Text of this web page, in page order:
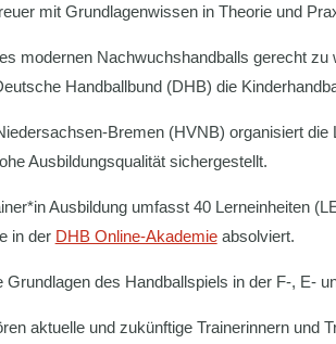
mit Grundlagenwissen in Theorie und
modernen Nachwuchshandballs gerecht
Handballbund (DHB) die
Bremen (HVNB) organisiert
Ausbildungsqualität sichergestellt.
Ausbildung umfasst 40 Lerneinheiten
in der DHB Online-Akademieabsolviert.
Grundlagen des Handballspiels in der F-, E-
aktuelle und zukünftige Trainerinnern und